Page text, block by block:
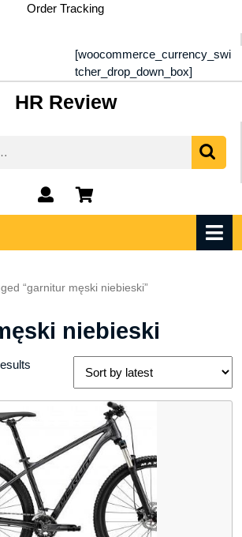
Order Tracking
[woocommerce_currency_swi
tcher_drop_down_box]
HR Review
My
Account
shopping
cart
“garnitur męski niebieski”
niebieski